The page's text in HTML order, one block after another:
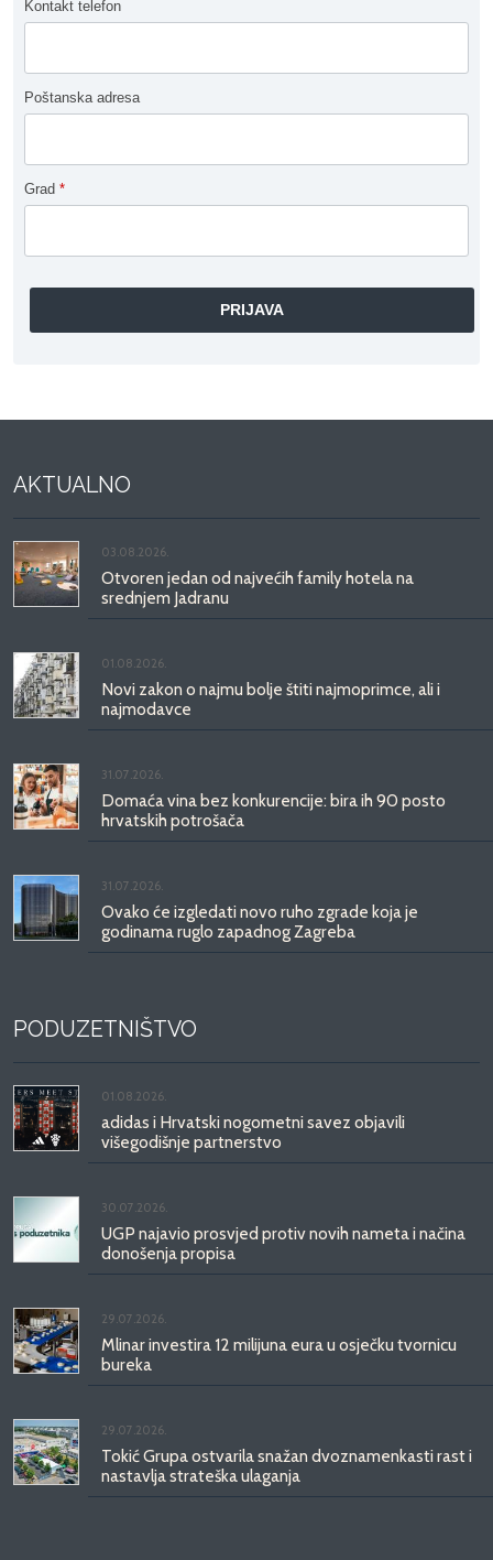
Kontakt telefon
Poštanska adresa
Grad *
AKTUALNO
03.08.2026.
Otvoren jedan od najvećih family hotela na
srednjem Jadranu
01.08.2026.
Novi zakon o najmu bolje štiti najmoprimce, ali i
najmodavce
31.07.2026.
Domaća vina bez konkurencije: bira ih 90 posto
hrvatskih potrošača
31.07.2026.
Ovako će izgledati novo ruho zgrade koja je
godinama ruglo zapadnog Zagreba
PODUZETNIŠTVO
01.08.2026.
adidas i Hrvatski nogometni savez objavili
višegodišnje partnerstvo
30.07.2026.
UGP najavio prosvjed protiv novih nameta i načina
donošenja propisa
29.07.2026.
Mlinar investira 12 milijuna eura u osječku tvornicu
bureka
29.07.2026.
Tokić Grupa ostvarila snažan dvoznamenkasti rast i
nastavlja strateška ulaganja